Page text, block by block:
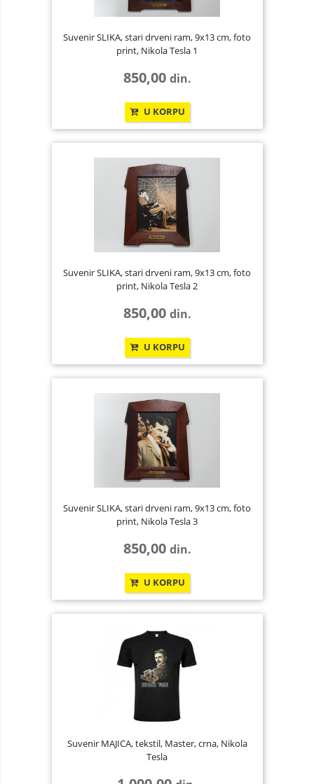
Suvenir SLIKA, stari drveni ram, 9x13 cm, foto
print, Nikola Tesla 1
850,00 din.
U KORPU
Suvenir SLIKA, stari drveni ram, 9x13 cm, foto
print, Nikola Tesla 2
850,00 din.
U KORPU
Suvenir SLIKA, stari drveni ram, 9x13 cm, foto
print, Nikola Tesla 3
850,00 din.
U KORPU
Suvenir MAJICA, tekstil, Master, crna, Nikola
Tesla